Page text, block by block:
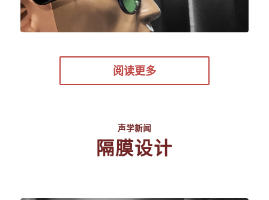
阅读更多
声学新闻
隔膜设计